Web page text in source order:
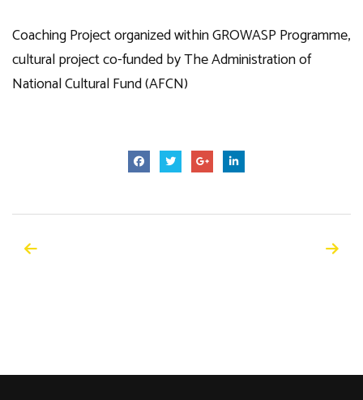
Coaching Project organized within GROWASP Programme,
cultural project co-funded by The Administration of
National Cultural Fund (AFCN)